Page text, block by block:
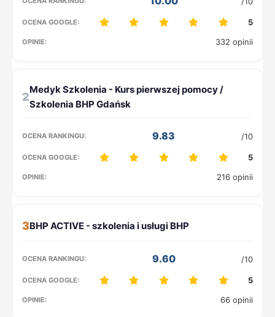
5
332 opinii
2
9.83 /10
5
216 opinii
3
9.60 /10
5
66 opinii